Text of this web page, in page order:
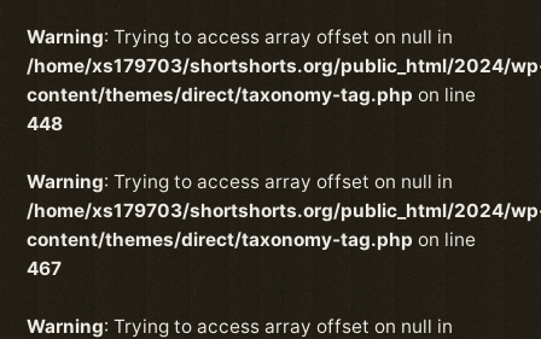
Warning: Trying to access array offset on null in
/home/xs179703/shortshorts.org/public_html/2024/
content/themes/direct/taxonomy-tag.php on line
448
Warning: Trying to access array offset on null in
/home/xs179703/shortshorts.org/public_html/2024/
content/themes/direct/taxonomy-tag.php on line
467
Warning: Trying to access array offset on null in